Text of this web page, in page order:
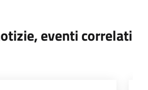
eventi correlati